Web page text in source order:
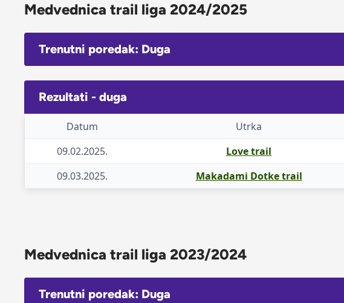
Medvednica trail liga 2024/2025
Trenutni poredak: Duga
Rezultati - duga
Datum Utrka
09.02.2025.
Love trail
09.03.2025.
Makadami Dotke trail
Medvednica trail liga 2023/2024
Trenutni poredak: Duga